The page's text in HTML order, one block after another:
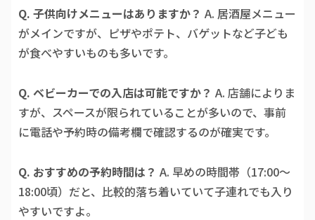
Q. 子供向けメニューはありますか？ A. 居酒屋メニュー
がメインですが、ピザやポテト、バゲットなど子ども
が食べやすいものも多いです。
Q. ベビーカーでの入店は可能ですか？ A. 店舗によりま
すが、スペースが限られていることが多いので、事前
に電話や予約時の備考欄で確認するのが確実です。
Q. おすすめの予約時間は？ A. 早めの時間帯（17:00〜
18:00頃）だと、比較的落ち着いていて子連れでも入り
やすいですよ。